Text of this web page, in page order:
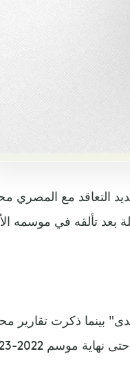
التعاقد مع المصري
بينما ذكرت تقارير